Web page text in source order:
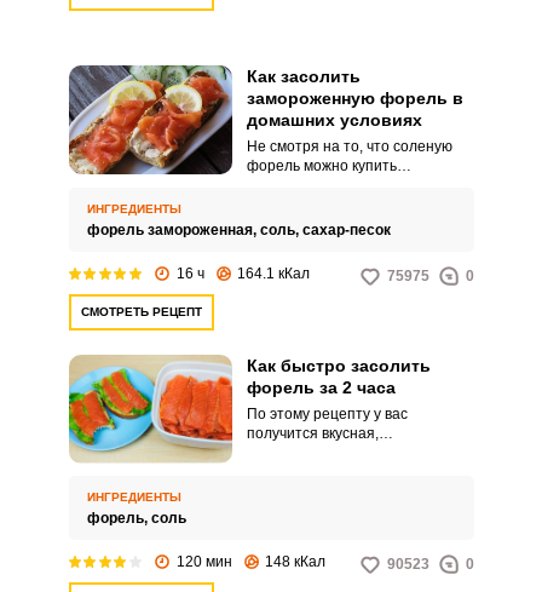
Как засолить
замороженную форель в
домашних условиях
Не смотря на то, что соленую
форель можно купить
солить ее самостоятельно. По
форель.
ИНГРЕДИЕНТЫ
форель замороженная, соль, сахар-песок
16 ч 164.1 кКал 75975 0
СМОТРЕТЬ РЕЦЕПТ
Как быстро засолить
форель за 2 часа
По этому рецепту у вас
получится вкусная,
ИНГРЕДИЕНТЫ
форель, соль
120 мин 148 кКал 90523 0